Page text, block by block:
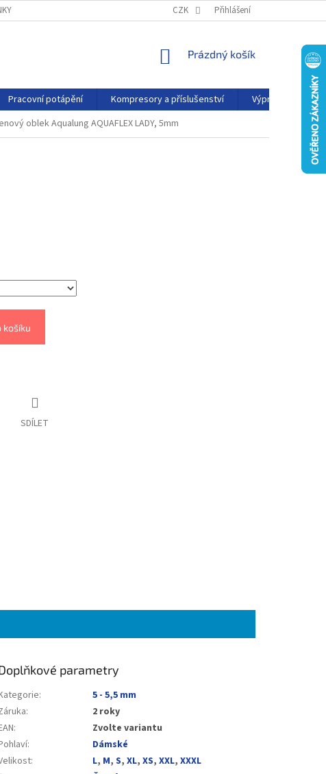
PODMÍNKY OCHRANY OSOBNÍCH ÚDAJŮ KONTAKTY
CZK Přihlášení
NÁKUPNÍ
Prázdný košík
Pracovní potápění Kompresory a příslušenství Výprodej
oblek Aqualung AQUAFLEX LADY, 5mm
košíku
SDÍLET
parametry
:
5 - 5,5 mm
:
2 roky
:
Zvolte variantu
:
Dámské
: L, M,S,XL,XS,XXL,XXXL